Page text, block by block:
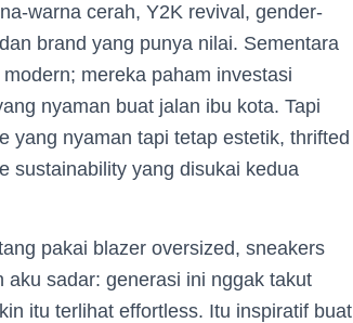
warna cerah, Y2K revival, gender-
brand yang punya nilai. Sementara
mereka paham investasi
nyaman buat jalan ibu kota. Tapi
nyaman tapi tetap estetik, thrifted
sustainability yang disukai kedua
pakai blazer oversized, sneakers
sadar: generasi ini nggak takut
itu terlihat effortless. Itu inspiratif buat